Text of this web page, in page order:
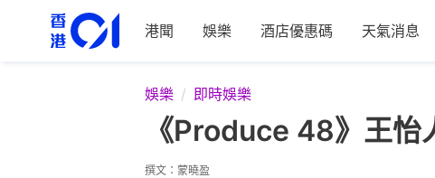
港聞 娛樂 酒店優惠碼 天氣消息
娛樂 即時娛樂
《Produce 48》王
撰文： 蒙曉盈